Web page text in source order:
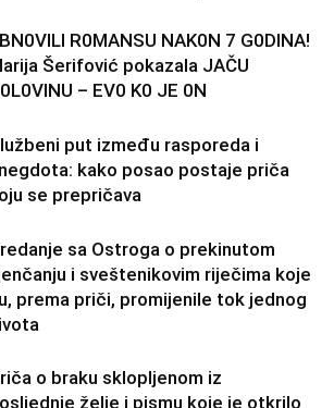
R0MANSU NAK0N 7 G0DlNA!
Šerifović pokazala JAČU
– EV0 K0 JE 0N
put između rasporeda i
kako posao postaje priča
se prepričava
sa Ostroga o prekinutom
i sveštenikovim riječima koje
prema priči, promijenile tok jednog
o braku sklopljenom iz
želje i pismu koje je otkrilo